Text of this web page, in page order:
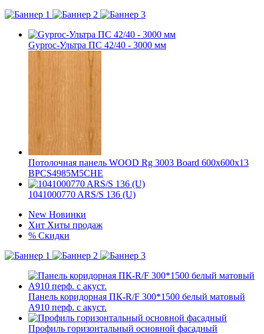
Gyproc-Ультра ПC 42/40 - 3000 мм
Потолочная панель WOOD Rg 3003 Board 600x600x13
BPCS4985M5CHE
1041000770 ARS/S 136 (U)
New Новинки
Хит Хиты продаж
% Скидки
Панель коридорная ПК-R/F 300*1500 белый матовый
А910 перф. с акуст.
Профиль горизонтальный основной фасадный